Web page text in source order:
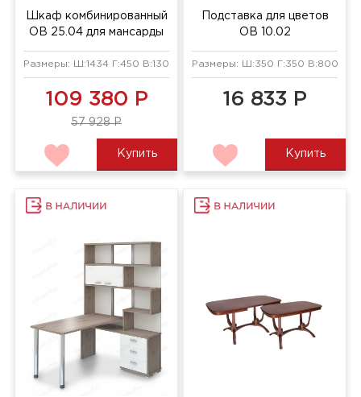
Шкаф комбинированный
ОВ 25.04 для мансарды
Размеры: Ш:1434 Г:450 В:1300 мм
109 380 Р
57 928 Р
Купить
Подставка для цветов
ОВ 10.02
Размеры: Ш:350 Г:350 В:800 мм
16 833 Р
Купить